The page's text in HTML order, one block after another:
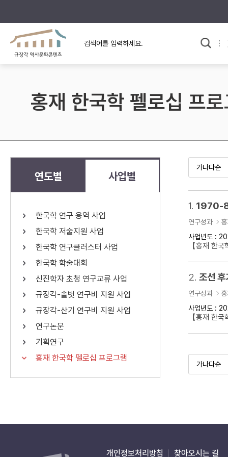
규장각의 어제와 오늘
규장각 소개영상
사료와 문학으로 본
고대
고려
조선 후기
근대
검색 연산자 사용안내
연산자
AND
OR 정조 OR 정약용 “정조” 또는 “
료를 검색
홍재 한국학 펠로십 프
연도별 사업별
한국학 연구 용역 사업
한국학 저술지원 사업
한국학 연구클러스터 사업
한국학 학술대회
신진학자 초청 연구교류 사업
규장각-솔벗 연구비 지원 사업
규장각-산기 연구비 지원 사업
연구논문
기획연구
홍재 한국학 펠로십 프로그램
1. 1970-
연구성과
사업년도 :
【홍재 한
2. 조선 후
연구성과
사업년도 :
【홍재
개인정보처리방침 찾아오시는 길